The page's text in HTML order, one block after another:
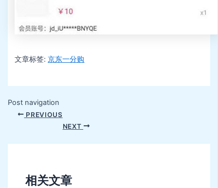
文章标签:京东一分购
Post navigation
PREVIOUS
NEXT
相关文章